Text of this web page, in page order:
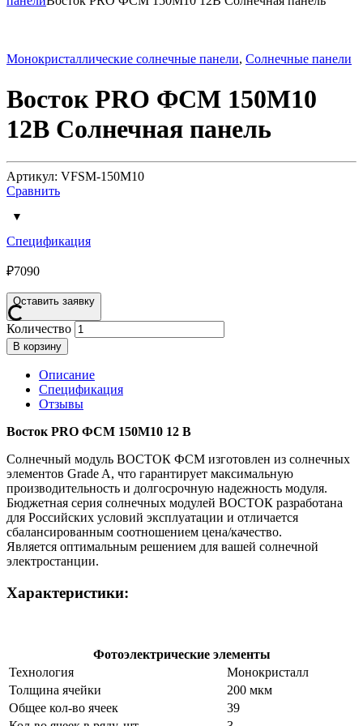
Монокристаллические солнечные панели, Солнечные панели
Восток PRO ФСМ 150М10
12В Солнечная панель
Артикул: VFSM-150M10
Сравнить
Спецификация
₽7090
Оставить заявку
Количество
В корзину
Описание
Спецификация
Отзывы
Восток PRO ФСМ 150М10 12 В
Солнечный модуль ВОСТОК ФСМ изготовлен из солнечных
элементов Grade A, что гарантирует максимальную
производительность и долгосрочную надежность модуля.
Бюджетная серия солнечных модулей ВОСТОК разработана
для Российских условий эксплуатации и отличается
сбалансированным соотношением цена/качество.
Является оптимальным решением для вашей солнечной
электростанции.
Характеристики:
Фотоэлектрические элементы
Технология
Монокристалл
Толщина ячейки
200 мкм
Общее кол-во ячеек
39